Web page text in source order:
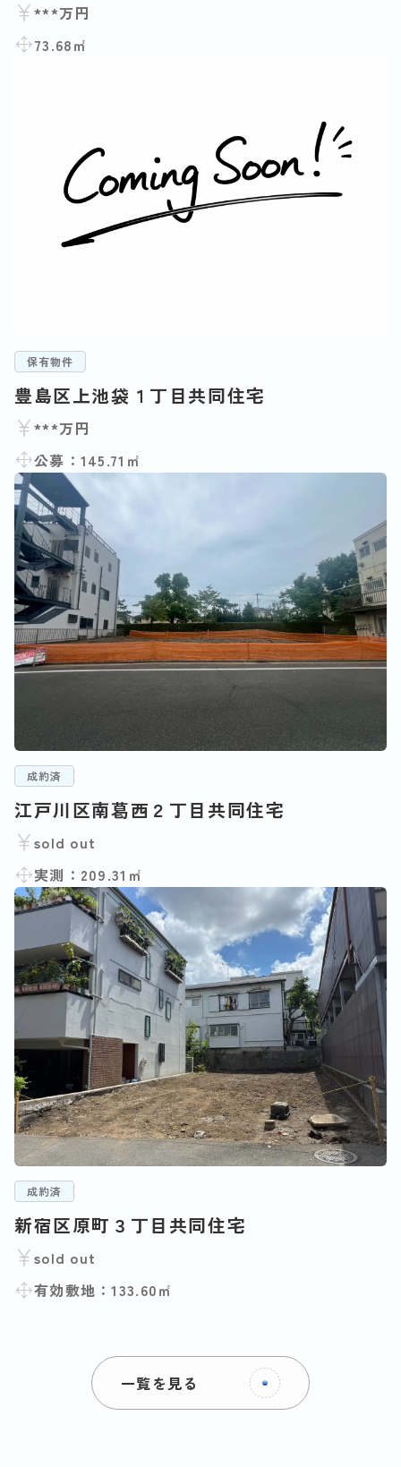
***万円
73.68㎡
保有物件
豊島区上池袋１丁目共同住宅
***万円
公募：145.71㎡
成約済
江戸川区南葛西２丁目共同住宅
sold out
実測：209.31㎡
成約済
新宿区原町３丁目共同住宅
sold out
有効敷地：133.60㎡
一覧を見る